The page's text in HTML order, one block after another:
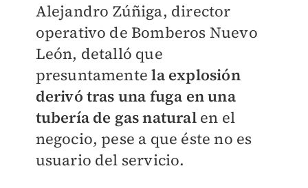
Alejandro Zúñiga, director
operativo de Bomberos Nuevo
León, detalló que
presuntamente la explosión
derivó tras una fuga en una
tubería de gas natural en el
negocio, pese a que éste no es
usuario del servicio.